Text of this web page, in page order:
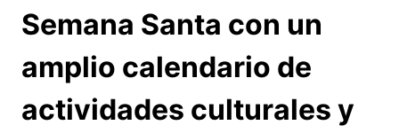
Semana Santa con un
amplio calendario de
actividades culturales y